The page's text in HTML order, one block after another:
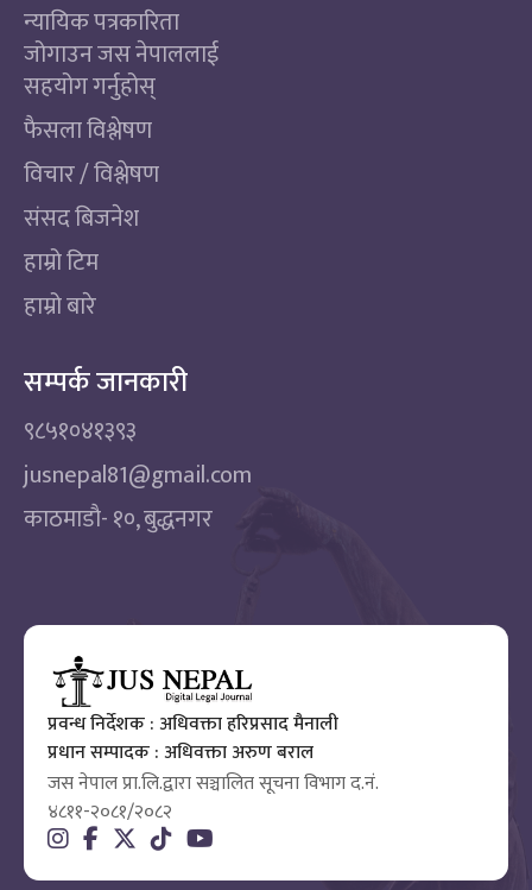
न्यायिक पत्रकारिता
जोगाउन जस नेपाललाई
सहयोग गर्नुहोस्
फैसला विश्लेषण
विचार / विश्लेषण
संसद बिजनेश
हाम्रो टिम
हाम्रो बारे
सम्पर्क जानकारी
९८५१०४१३९३
jusnepal81@gmail.com
काठमाडाै‌- १०, बुद्धनगर
प्रवन्ध निर्देशक : अधिवक्ता हरिप्रसाद मैनाली
प्रधान सम्पादक : अधिवक्ता अरुण बराल
जस नेपाल प्रा.लि.द्वारा सञ्चालित सूचना विभाग द.नं.
४८११-२०८१/२०८२